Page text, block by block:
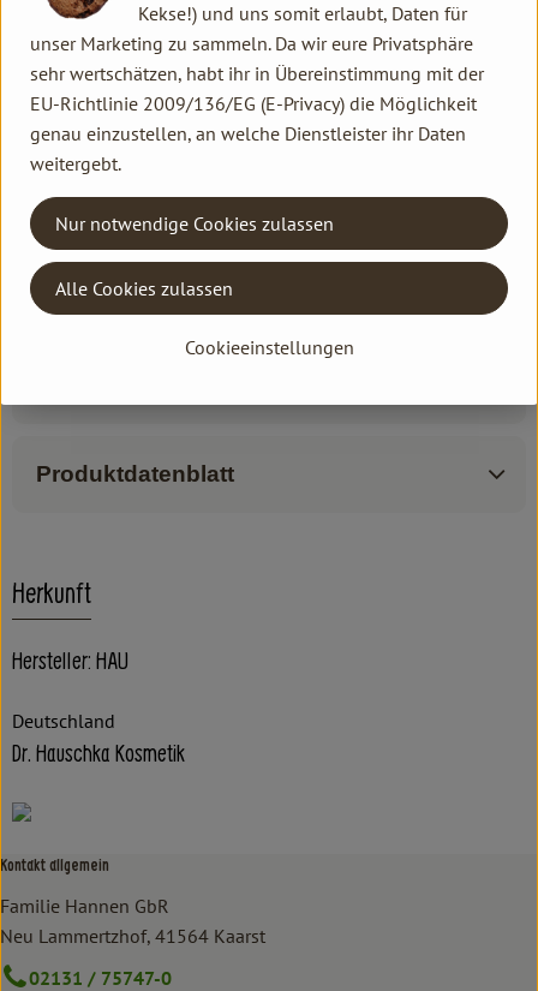
Das passt gut dazu:
Mandel Duschbalsam
Mandel Bad
Wasser, Jojobaöl, Alkohol, Mandelöl, Avocadoöl, Olivenöl,
Auszüge aus Quittensamen und Wundklee, Aprikosenkernöl,
Glycerin-Fettsäureester, Macadamianussöl, Sonnenblumenöl,
Auszug aus Johanniskraut, Hektorit, Ätherische Öle, Zucker-
Fettsäureester, Lecithin, Auszüge aus Eibischblättern und
Sanddornbeeren, Candelillawachs, Xanthan.
Produktdatenblatt
Herkunft
Hersteller: HAU
Deutschland
Dr. Hauschka Kosmetik
Kontakt allgemein
Familie Hannen GbR
Neu Lammertzhof, 41564 Kaarst
02131 / 75747-0
Kekse!) und uns somit erlaubt, Daten für
unser Marketing zu sammeln. Da wir eure Privatsphäre
sehr wertschätzen, habt ihr in Übereinstimmung mit der
EU-Richtlinie 2009/136/EG (E-Privacy) die Möglichkeit
genau einzustellen, an welche Dienstleister ihr Daten
weitergebt.
Cookieeinstellungen
Nur notwendige Cookies zulassen
Alle Cookies zulassen